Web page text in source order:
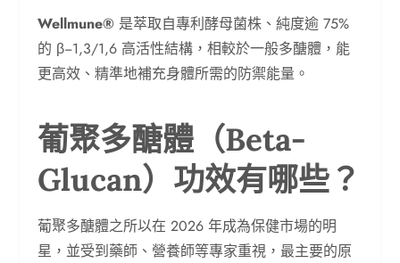
Wellmune® 是萃取自專利酵母菌株、純度逾 75%
的 β−1,3/1,6 高活性結構，相較於一般多醣體，能
更高效、精準地補充身體所需的防禦能量。
葡聚多醣體（Beta-
Glucan）功效有哪些？
葡聚多醣體之所以在 2026 年成為保健市場的明
星，並受到藥師、營養師等專家重視，最主要的原